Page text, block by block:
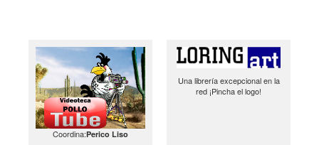
Coordina:Perico Liso
Una librería excepcional en la
red ¡Pincha el logo!